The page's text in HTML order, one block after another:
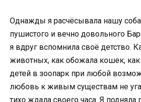
Однажды я расчёсывала нашу
пушистого и вечно довольного
я вдруг вспомнила своё детство.
животных, как обожала кошек,
детей в зоопарк при любой
любовь к живым существам не
тихо ждала своего часа. Я подняла